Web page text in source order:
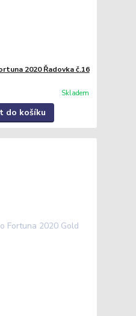
2020 Řadovka č.16
Skladem
do košíku